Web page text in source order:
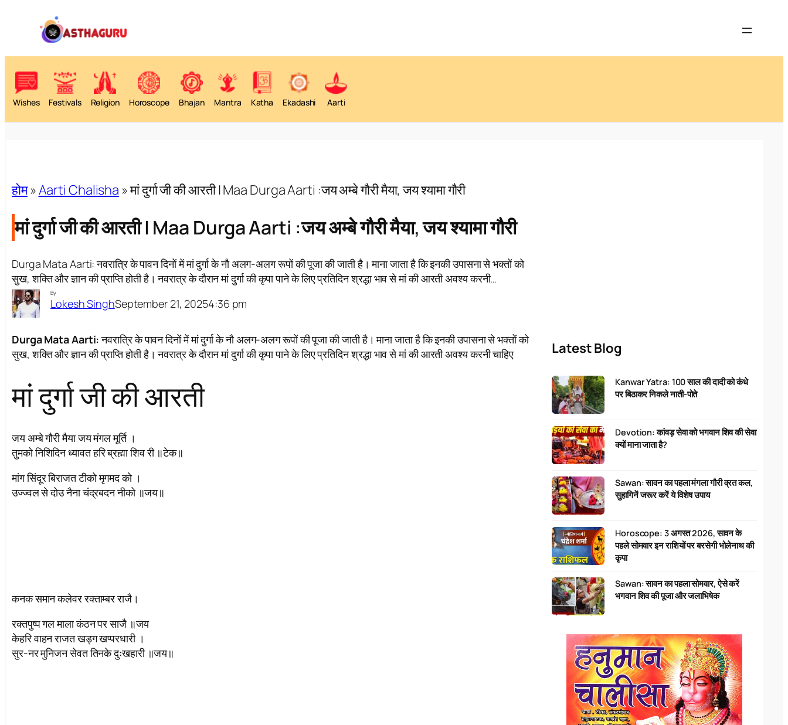
Wishes Festivals Religion Horoscope Bhajan Mantra Katha Ekadashi Aarti
होम»Aarti Chalisha »मां दुर्गा जी की आरती | Maa Durga Aarti :जय अम्बे गौरी मैया, जय श्यामा गौरी
मां दुर्गा जी की आरती | Maa Durga Aarti :जय अम्बे गौरी मैया, जय श्यामा गौरी
Durga Mata Aarti: नवरात्रि के पावन दिनों में मां दुर्गा के नौ अलग-अलग रूपों की पूजा की जाती है। माना जाता है कि इनकी उपासना से भक्तों को
सुख, शक्ति और ज्ञान की प्राप्ति होती है। नवरात्र के दौरान मां दुर्गा की कृपा पाने के लिए प्रतिदिन श्रद्धा भाव से मां की आरती अवश्य करनी…
By
Lokesh SinghSeptember 21, 20254:36 pm
Durga Mata Aarti:नवरात्रि के पावन दिनों में मां दुर्गा के नौ अलग-अलग रूपों की पूजा की जाती है। माना जाता है कि इनकी उपासना से भक्तों को
सुख, शक्ति और ज्ञान की प्राप्ति होती है। नवरात्र के दौरान मां दुर्गा की कृपा पाने के लिए प्रतिदिन श्रद्धा भाव से मां की आरती अवश्य करनी चाहिए
मां दुर्गा जी की आरती
जय अम्बे गौरी मैया जय मंगल मूर्ति ।
तुमको निशिदिन ध्यावत हरि ब्रह्मा शिव री ॥टेक॥
मांग सिंदूर बिराजत टीको मृगमद को ।
उज्ज्वल से दोउ नैना चंद्रबदन नीको ॥जय॥
कनक समान कलेवर रक्ताम्बर राजै।
रक्तपुष्प गल माला कंठन पर साजै ॥जय
केहरि वाहन राजत खड्ग खप्परधारी ।
सुर-नर मुनिजन सेवत तिनके दुःखहारी ॥जय॥
Latest Blog
Kanwar Yatra: 100 साल की दादी को कंधे
पर बिठाकर निकले नाती-पोते
Devotion: कांवड़ सेवा को भगवान शिव की सेवा
क्यों माना जाता है?
Sawan: सावन का पहला मंगला गौरी व्रत कल,
सुहागिनें जरूर करें ये विशेष उपाय
Horoscope: 3 अगस्त 2026, सावन के
पहले सोमवार इन राशियों पर बरसेगी भोलेनाथ की
कृपा
Sawan: सावन का पहला सोमवार, ऐसे करें
भगवान शिव की पूजा और जलाभिषेक